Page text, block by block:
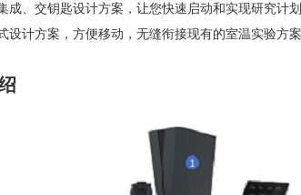
成、交钥匙设计方案，让您快速启动和实现研究计划
设计方案，方便移动，无缝衔接现有的室温实验方案